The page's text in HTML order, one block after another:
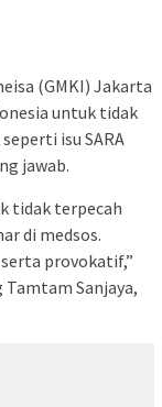
(GMKI) Jakarta
untuk tidak
isu SARA
jawab.
tidak terpecah
di medsos.
provokatif,”
Tamtam Sanjaya,